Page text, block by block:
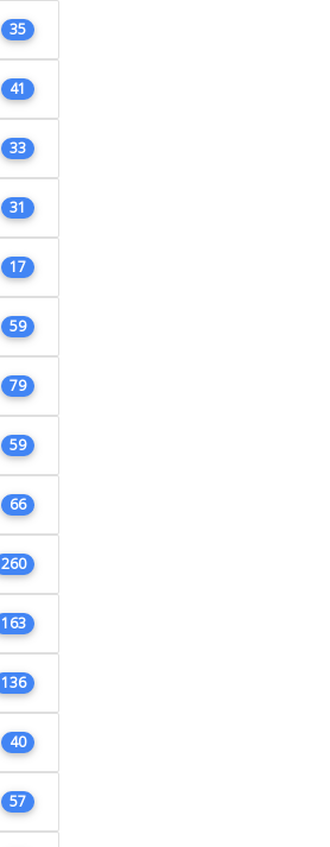
35
41
33
31
17
59
79
59
66
260
163
136
40
57